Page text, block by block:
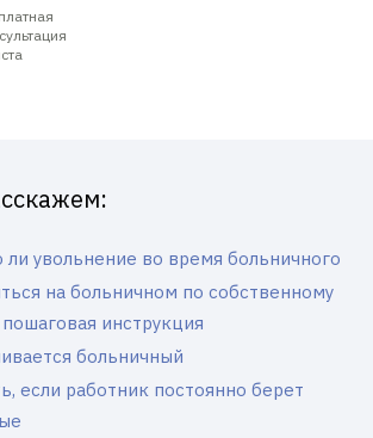
увольнение во время больничного
на больничном по собственному
инструкция
больничный
если работник постоянно берет